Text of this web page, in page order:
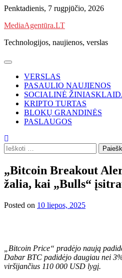
Skip
content
Penktadienis, 7 rugpjūčio, 2026
MediaAgentūra.LT
Technologijos, naujienos, verslas
VERSLAS
PASAULIO NAUJIENOS
SOCIALINĖ
KRIPTO TURTAS
BLOKŲ GRANDINĖS
PASLAUGOS
Ieškoti:
„Bitcoin Breakout
žalia, kai „Bulls“
Posted on 10 liepos, 2025
„Bitcoin Price“ pradėjo naują
Dabar BTC padidėjo daugiau nei
viršijančius 110 000 USD lygį.